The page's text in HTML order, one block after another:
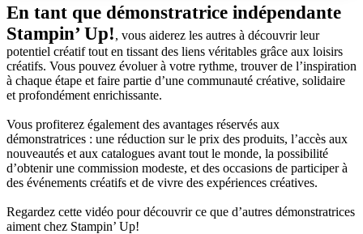
En tant que démonstratrice indépendante
Stampin’ Up!, vous aiderez les autres à découvrir leur
potentiel créatif tout en tissant des liens véritables grâce aux loisirs
créatifs. Vous pouvez évoluer à votre rythme, trouver de l’inspiration
à chaque étape et faire partie d’une communauté créative, solidaire
et profondément enrichissante.
Vous profiterez également des avantages réservés aux
démonstratrices : une réduction sur le prix des produits, l’accès aux
nouveautés et aux catalogues avant tout le monde, la possibilité
d’obtenir une commission modeste, et des occasions de participer à
des événements créatifs et de vivre des expériences créatives.
Regardez cette vidéo pour découvrir ce que d’autres démonstratrices
aiment chez Stampin’ Up!